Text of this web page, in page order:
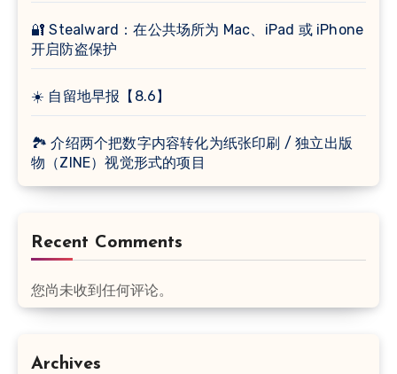
🔐 Stealward：在公共场所为 Mac、iPad 或 iPhone
开启防盗保护
☀️ 自留地早报【8.6】
🏞 介绍两个把数字内容转化为纸张印刷 / 独立出版
物（ZINE）视觉形式的项目
Recent Comments
您尚未收到任何评论。
Archives